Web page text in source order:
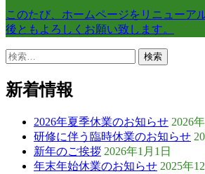
このたび、ホームページをリニューア
後ともよろしくお願い致します。
検
新着情報
2026年夏季休業のお知らせ 2026
研修に伴う臨時休業のお知らせ
新年のご挨拶 2026年1月1日
年末年始休業のお知らせ 2025年